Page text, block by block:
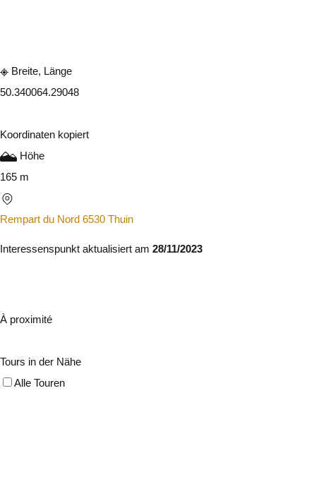
Breite, Länge
50.340064.29048
Koordinaten kopiert
Höhe
165 m
Rempart du Nord 6530 Thuin
Interessenspunkt aktualisiert am 28/11/2023
À proximité
Tours in der Nähe
Alle Touren